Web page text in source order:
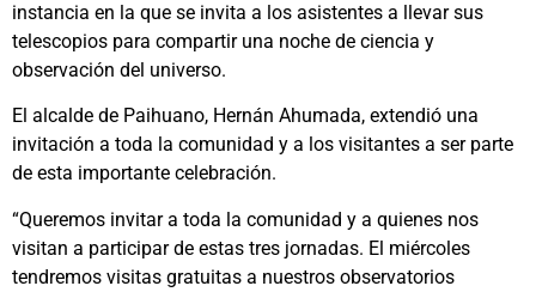
instancia en la que se invita a los asistentes a llevar sus
telescopios para compartir una noche de ciencia y
observación del universo.
El alcalde de Paihuano, Hernán Ahumada, extendió una
invitación a toda la comunidad y a los visitantes a ser parte
de esta importante celebración.
“Queremos invitar a toda la comunidad y a quienes nos
visitan a participar de estas tres jornadas. El miércoles
tendremos visitas gratuitas a nuestros observatorios